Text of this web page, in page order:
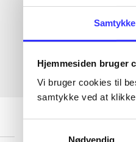
Samtykke
Hjemmesiden bruger
Vi bruger cookies til
samtykke ved at